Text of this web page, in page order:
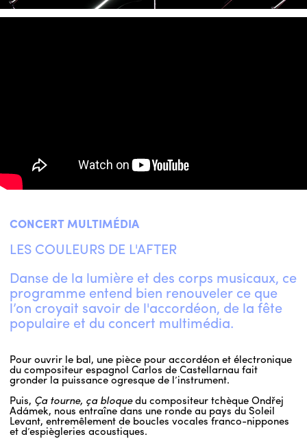
CONCERT MULTIMÉDIA
LES COULEURS DE L'AFTER
Danse de la lumière et des corps musicaux, ce
programme entend bien renouveler ce que
l’on croyait savoir de l'accordéon, de la fête
populaire et du concert multimédia.
Pour ouvrir le bal, une pièce pour accordéon et électronique
du compositeur espagnol Carlos de Castellarnau fait
gronder la puissance ogresque de l’instrument.
Puis, Ça tourne, ça bloquedu compositeur tchèque Ondřej
Adámek, nous entraîne dans une ronde au pays du Soleil
Levant, entremêlement de boucles vocales franco-nippones
et d’espiègleries acoustiques.